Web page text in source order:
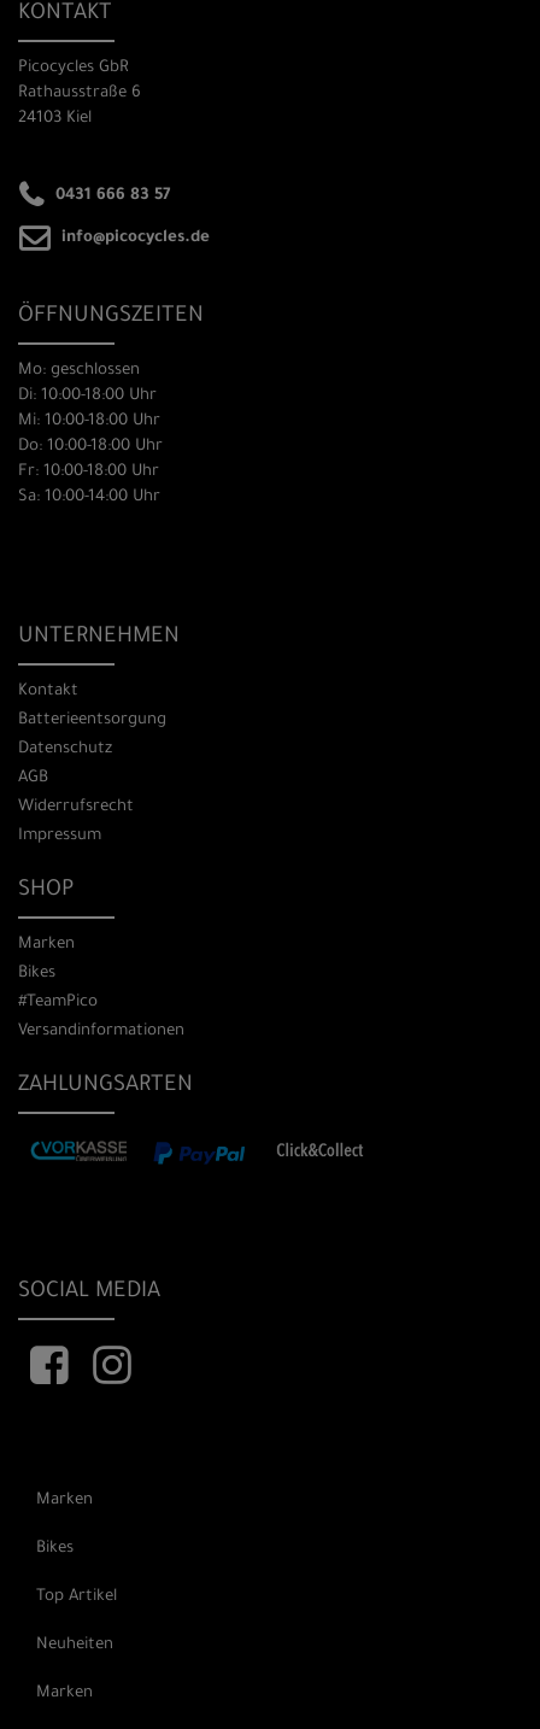
KONTAKT
Picocycles GbR
Rathausstraße 6
24103 Kiel
0431 666 83 57
info@picocycles.de
ÖFFNUNGSZEITEN
Mo: geschlossen
Di: 10:00-18:00 Uhr
Mi: 10:00-18:00 Uhr
Do: 10:00-18:00 Uhr
Fr: 10:00-18:00 Uhr
Sa: 10:00-14:00 Uhr
UNTERNEHMEN
Kontakt
Batterieentsorgung
Datenschutz
AGB
Widerrufsrecht
Impressum
SHOP
Marken
Bikes
#TeamPico
Versandinformationen
ZAHLUNGSARTEN
SOCIAL MEDIA
Marken
Bikes
Top Artikel
Neuheiten
Marken